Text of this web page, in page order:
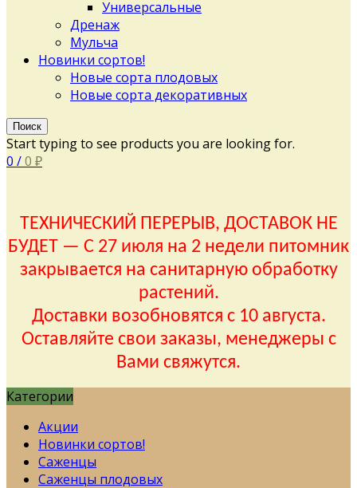
Универсальные
Дренаж
Мульча
Новинки сортов!
Новые сорта плодовых
Новые сорта декоративных
Поиск
Start typing to see products you are looking for.
0 /0 ₽
ТЕХНИЧЕСКИЙ ПЕРЕРЫВ, ДОСТАВОК НЕ
БУДЕТ — С 27 июля на 2 недели питомник
закрывается на санитарную обработку
растений.
Доставки возобновятся с 10 августа.
Оставляйте свои заказы, менеджеры с
Вами свяжутся.
Категории
Акции
Новинки сортов!
Саженцы
Саженцы плодовых